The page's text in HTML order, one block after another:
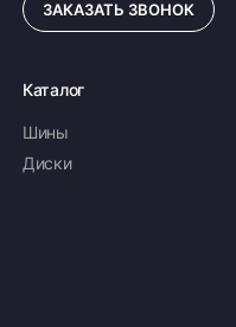
ЗАКАЗАТЬ ЗВОНОК
Каталог
Шины
Диски